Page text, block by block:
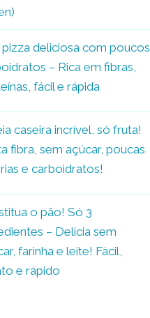
pizza deliciosa com poucos
– Rica em fibras,
fácil e rápida
caseira incrível, só fruta!
fibra, sem açúcar, poucas
e carboidratos!
o pão! Só 3
– Delícia sem
farinha e leite! Fácil,
e rápido